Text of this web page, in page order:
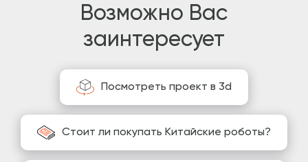
Возможно Вас
заинтересует
Посмотреть проект в 3d
Стоит ли покупать Китайские роботы?